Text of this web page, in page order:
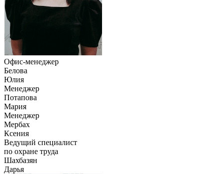
Офис-менеджер
Белова
Юлия
Менеджер
Потапова
Мария
Менеджер
Мербах
Ксения
Ведущий специалист
по охране труда
Шахбазян
Дарья